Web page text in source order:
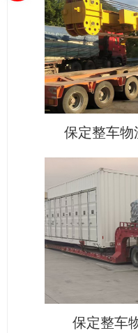
保定整车物
保定整车